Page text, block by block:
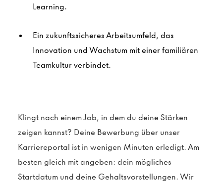
Learning.
Ein zukunftssicheres Arbeitsumfeld, das
Innovation und Wachstum mit einer familiären
Teamkultur verbindet.
Klingt nach einem Job, in dem du deine Stärken
zeigen kannst? Deine Bewerbung über unser
Karriereportal ist in wenigen Minuten erledigt. Am
besten gleich mit angeben: dein mögliches
Startdatum und deine Gehaltsvorstellungen. Wir